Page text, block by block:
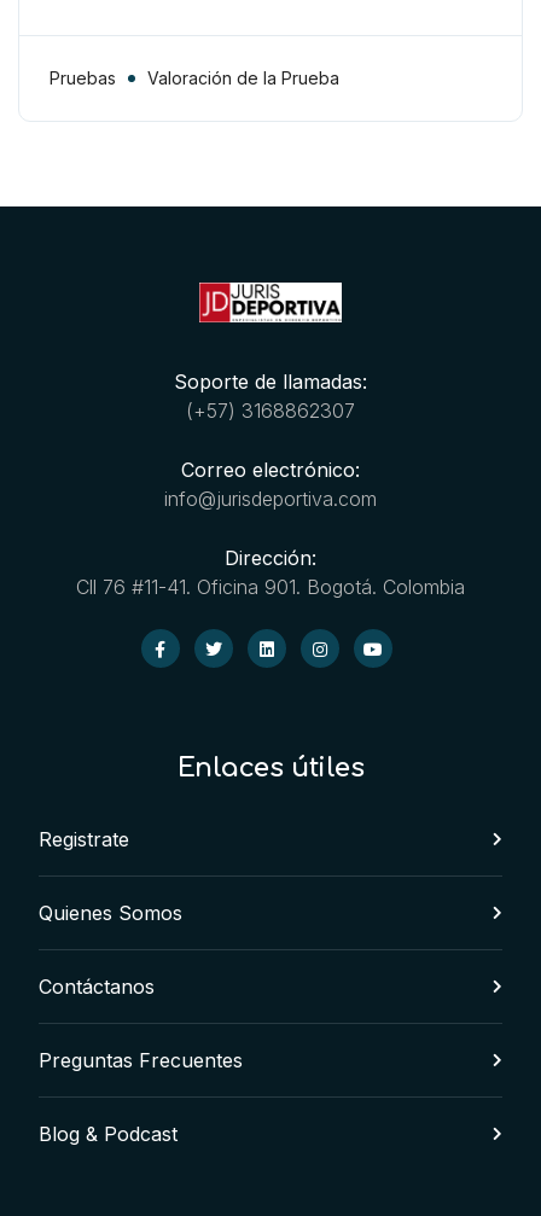
pruebas conforme al principio
de la “libre valoración”
Pruebas
Valoración de la Prueba
Soporte de llamadas:
(+57) 3168862307
Correo electrónico:
info@jurisdeportiva.com
Dirección:
Cll 76 #11-41. Oficina 901. Bogotá. Colombia
Enlaces útiles
Registrate
Quienes Somos
Contáctanos
Preguntas Frecuentes
Blog & Podcast